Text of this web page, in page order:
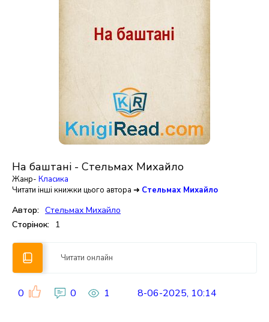
На баштані - Стельмах Михайло
Жанр- Класика
Читати інші книжки цього автора ➜ Стельмах Михайло
Автор: Стельмах Михайло
Сторінок: 1
Читати онлайн
0 0 1 8-06-2025, 10:14